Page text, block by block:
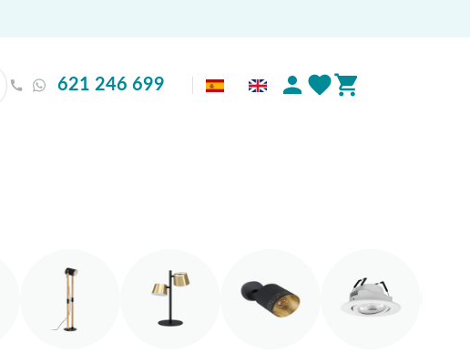
621 246 699